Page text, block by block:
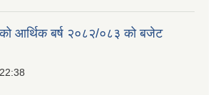
आर्थिक बर्ष २०८२/०८३ को बजेट